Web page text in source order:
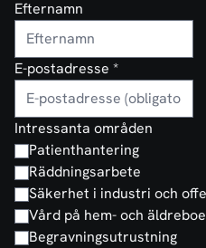
Efternamn
E-postadresse *
Intressanta områden
Patienthantering
Räddningsarbete
Säkerhet i industri och
Vård på hem- och
Begravningsutrustning